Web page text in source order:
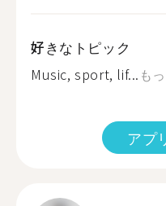
好きなトピック
Music, sport, lif... も
アプ